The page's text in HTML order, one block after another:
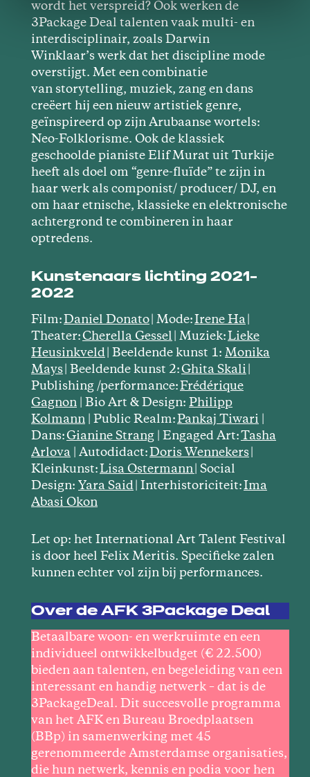
wordt het verspreid? Ook werken de
3Package Deal talenten vaak multi- en
interdisciplinair, zoals Darwin
Winklaar’s werk dat het discipline mode
overstijgt. Met een combinatie
van storytelling, muziek, zang en dans
creëert hij een nieuw artistiek genre,
geïnspireerd op zijn Arubaanse wortels:
Neo-Folklorisme. Ook de klassiek
geschoolde pianiste Elif Murat uit Turkije
heeft als doel om “genre-fluïde” te zijn in
haar werk als componist/ producer/ DJ, en
om haar etnische, klassieke en elektronische
achtergrond te combineren in haar
optredens.
Kunstenaars lichting 2021-
2022
Film:Daniel Donato | Mode:Irene Ha
Theater:Cherella Gessel | Muziek:Lieke
Heusinkveld | Beeldende kunst 1: Monika
Mays | Beeldende kunst 2:Ghita Skali
Publishing /performance:Frédérique
Gagnon | Bio Art & Design: Philipp
Kolmann | Public Realm:Pankaj Tiwari
Dans:Gianine Strang | Engaged Art:Tasha
Arlova | Autodidact:Doris Wennekers
Kleinkunst:Lisa Ostermann
| Social
Design: Yara Said | Interhistoriciteit:Ima
Abasi Okon
Let op: het International Art Talent Festival
is door heel Felix Meritis. Specifieke zalen
kunnen echter vol zijn bij performances.
Over de AFK 3Package Deal
Betaalbare woon- en werkruimte en een
individueel ontwikkelbudget (€ 22.500)
bieden aan talenten, en begeleiding van een
interessant en handig netwerk – dat is de
3PackageDeal. Dit succesvolle programma
van het AFK en Bureau Broedplaatsen
(BBp) in samenwerking met 45
gerenommeerde Amsterdamse organisaties,
die hun netwerk, kennis en podia voor hen